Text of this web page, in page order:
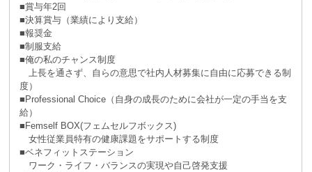
■賞与年2回
■決算賞与（業績により⽀給）
■報奨⾦
■制服支給
■俺の私のチャンス制度
上長を通さず、自らの意思で社内人材募集に自由に応募できる制
度）
■Professional Choice（自身の成長のために会社が⼀定の手当を支
給）
■Femself BOX(フェムセルフボックス)
女性従業員特有の健康課題をサポートする制度
■ベネフィットステーション
ワーク・ライフ・バランスの実現や自己啓発支援